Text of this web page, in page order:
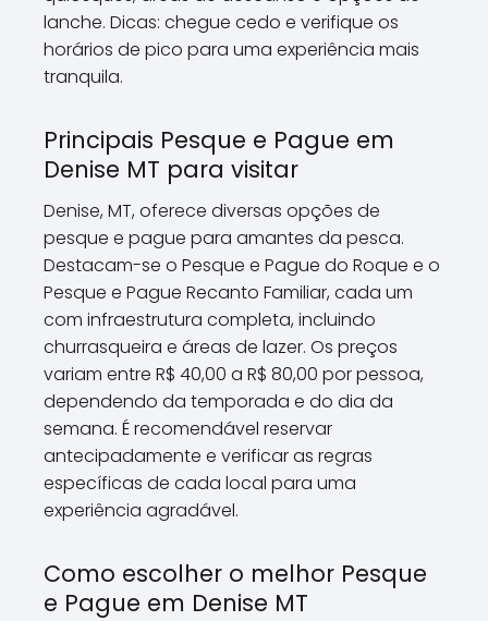
lanche. Dicas: chegue cedo e verifique os
horários de pico para uma experiência mais
tranquila.
Principais Pesque e Pague em
Denise MT para visitar
Denise, MT, oferece diversas opções de
pesque e pague para amantes da pesca.
Destacam-se o Pesque e Pague do Roque e o
Pesque e Pague Recanto Familiar, cada um
com infraestrutura completa, incluindo
churrasqueira e áreas de lazer. Os preços
variam entre R$ 40,00 a R$ 80,00 por pessoa,
dependendo da temporada e do dia da
semana. É recomendável reservar
antecipadamente e verificar as regras
específicas de cada local para uma
experiência agradável.
Como escolher o melhor Pesque
e Pague em Denise MT